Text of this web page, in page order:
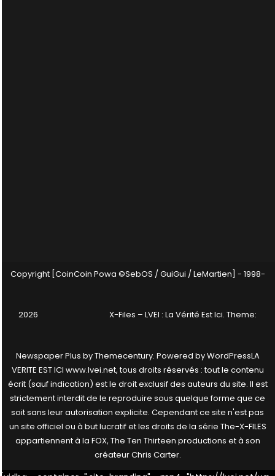
Copyright [CoinCoin Powa ©SebOS / GuiGui / LeMartien] - 1998-
2026 X-Files – LVEI : La Vérité Est Ici. Theme:
Newspaper Plus byThemecentury. Powered byWordPressLA
VERITE EST ICI www.lvei.net, tous droits réservés : tout le contenu
écrit (sauf indication) est le droit exclusif des auteurs du site. Il est
strictement interdit de le reproduire sous quelque forme que ce
soit sans leur autorisation explicite. Cependant ce site n'est pas
un site officiel ou à but lucratif et les droits de la série The-X-FILES
appartiennent à la FOX, The Ten Thirteen productions et à son
créateur Chris Carter.